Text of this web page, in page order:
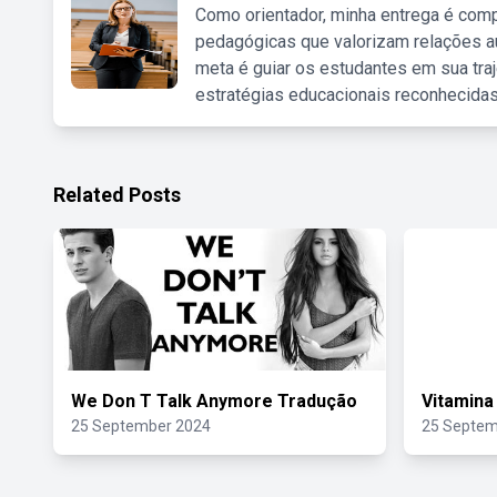
Como orientador, minha entrega é
pedagógicas que valorizam relações
meta é guiar os estudantes em sua
estratégias educacionais
Related Posts
We Don T Talk Anymore Tradução
25 September 2024 25